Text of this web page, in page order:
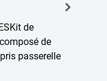
de
de
passerelle